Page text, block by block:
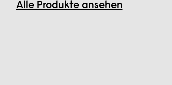
Alle Produkte ansehen